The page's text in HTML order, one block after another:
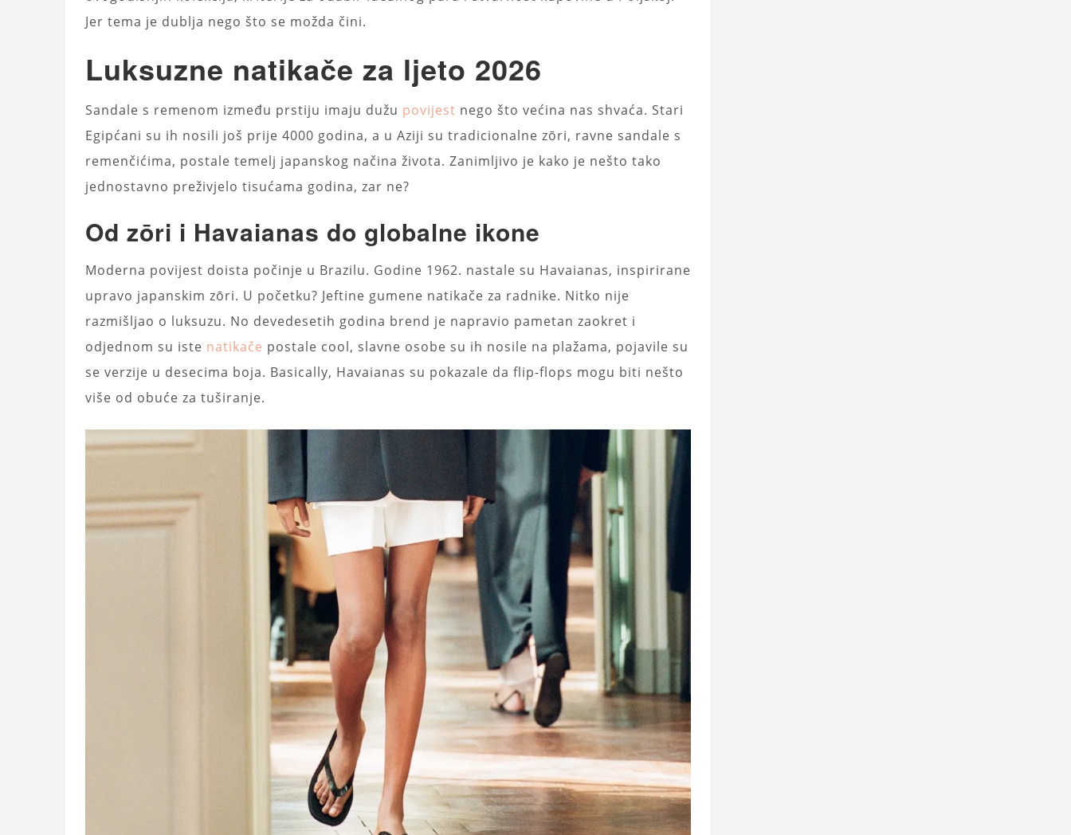
Jer tema je dublja nego što se možda čini.
Luksuzne natikače za ljeto 2026
Sandale s remenom između prstiju imaju dužu povijest nego što većina nas shvaća. Stari
Egipćani su ih nosili još prije 4000 godina, a u Aziji su tradicionalne zōri, ravne sandale s
remenčićima, postale temelj japanskog načina života. Zanimljivo je kako je nešto tako
jednostavno preživjelo tisućama godina, zar ne?
Od zōri i Havaianas do globalne ikone
Moderna povijest doista počinje u Brazilu. Godine 1962. nastale su Havaianas, inspirirane
upravo japanskim zōri. U početku? Jeftine gumene natikače za radnike. Nitko nije
razmišljao o luksuzu. No devedesetih godina brend je napravio pametan zaokret i
odjednom su iste natikače postale cool, slavne osobe su ih nosile na plažama, pojavile su
se verzije u desecima boja. Basically, Havaianas su pokazale da flip-flops mogu biti nešto
više od obuće za tuširanje.